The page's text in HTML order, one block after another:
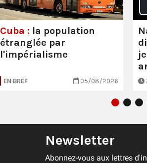
Cuba : la population
étranglée par
l'impérialisme
EN BREF 05/08/2026
Newsletter
Abonnez-vous aux lettres